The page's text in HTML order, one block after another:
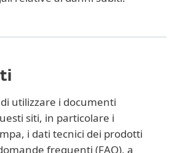
di utilizzare i documenti
siti, in particolare i
i dati tecnici dei prodotti
frequenti (FAQ), a